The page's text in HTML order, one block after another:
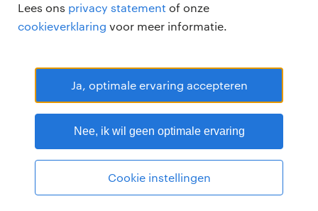
Lees ons privacy statement of onze
cookieverklaring voor meer informatie.
Ja, optimale ervaring accepteren
Nee, ik wil geen optimale ervaring
Cookie instellingen
onze kantoren
RANDSTAD PROFESSIONAL is een geregistreerd handelsmerk van
Randstad N.V.
Cookies Disclaimer